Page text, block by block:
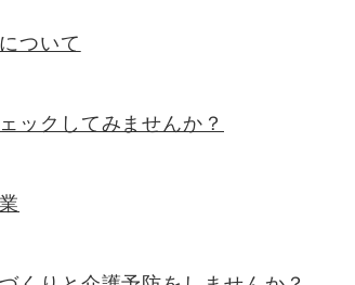
ついて
ックしてみませんか？